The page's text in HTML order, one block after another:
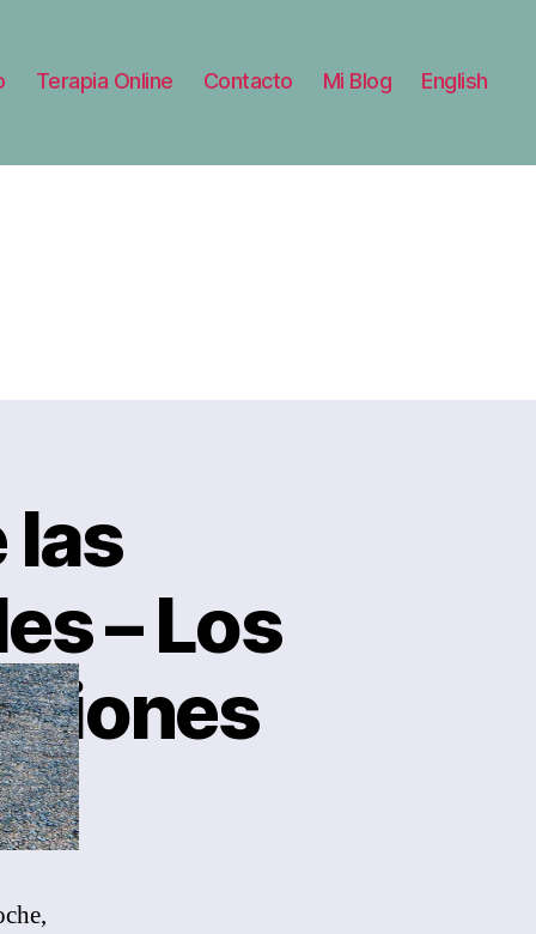
Terapia Online Contacto Mi Blog English
las
– Los